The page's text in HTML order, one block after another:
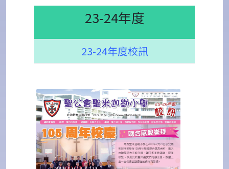
23-24年度
23-24年度校訊